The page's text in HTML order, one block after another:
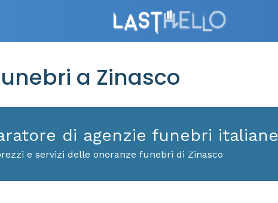
a Zinasco
di agenzie funebri italiane
e servizi delle onoranze funebri di Zinasco